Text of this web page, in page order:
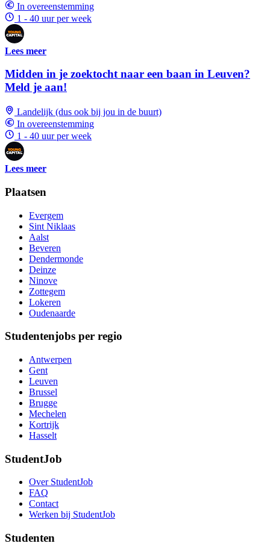
In overeenstemming
1 - 40 uur per week
Lees meer
Midden in je zoektocht naar een baan in Leuven?
Meld je aan!
Landelijk (dus ook bij jou in de buurt)
In overeenstemming
1 - 40 uur per week
Lees meer
Plaatsen
Evergem
Sint Niklaas
Aalst
Beveren
Dendermonde
Deinze
Ninove
Zottegem
Lokeren
Oudenaarde
Studentenjobs per regio
Antwerpen
Gent
Leuven
Brussel
Brugge
Mechelen
Kortrijk
Hasselt
StudentJob
Over StudentJob
FAQ
Contact
Werken bij StudentJob
Studenten